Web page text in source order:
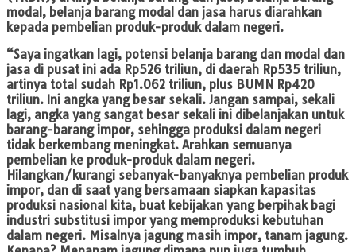
modal, belanja barang modal dan jasa harus diarahkan
kepada pembelian produk-produk dalam negeri.
“Saya ingatkan lagi, potensi belanja barang dan modal dan
jasa di pusat ini ada Rp526 triliun, di daerah Rp535 triliun,
artinya total sudah Rp1.062 triliun, plus BUMN Rp420
triliun. Ini angka yang besar sekali. Jangan sampai, sekali
lagi, angka yang sangat besar sekali ini dibelanjakan untuk
barang-barang impor, sehingga produksi dalam negeri
tidak berkembang meningkat. Arahkan semuanya
pembelian ke produk-produk dalam negeri.
Hilangkan/kurangi sebanyak-banyaknya pembelian produk
impor, dan di saat yang bersamaan siapkan kapasitas
produksi nasional kita, buat kebijakan yang berpihak bagi
industri substitusi impor yang memproduksi kebutuhan
dalam negeri. Misalnya jagung masih impor, tanam jagung.